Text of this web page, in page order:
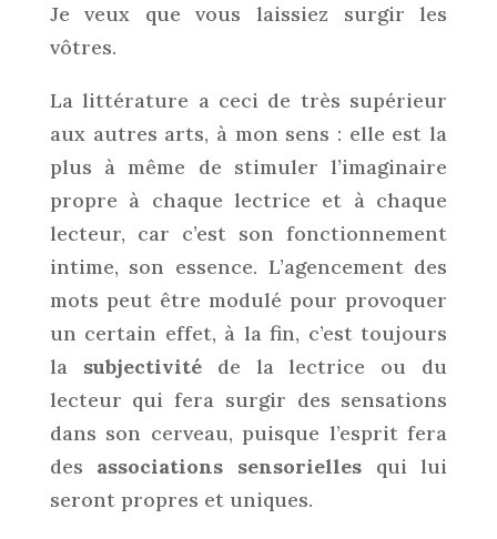
Je veux que vous laissiez surgir les
vôtres.
La littérature a ceci de très supérieur
aux autres arts, à mon sens : elle est la
plus à même de stimuler l’imaginaire
propre à chaque lectrice et à chaque
lecteur, car c’est son fonctionnement
intime, son essence. L’agencement des
mots peut être modulé pour provoquer
un certain effet, à la fin, c’est toujours
la subjectivitéde la lectrice ou du
lecteur qui fera surgir des sensations
dans son cerveau, puisque l’esprit fera
des associations sensorielles qui lui
seront propres et uniques.